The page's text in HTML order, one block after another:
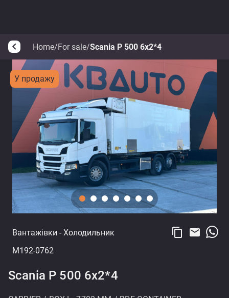
arrow_back_ios Home/For sale/Scania P 500 6x2*4
У продажу
Вантажівки - Холодильник
M192-0762
content_copy email
Scania P 500 6x2*4